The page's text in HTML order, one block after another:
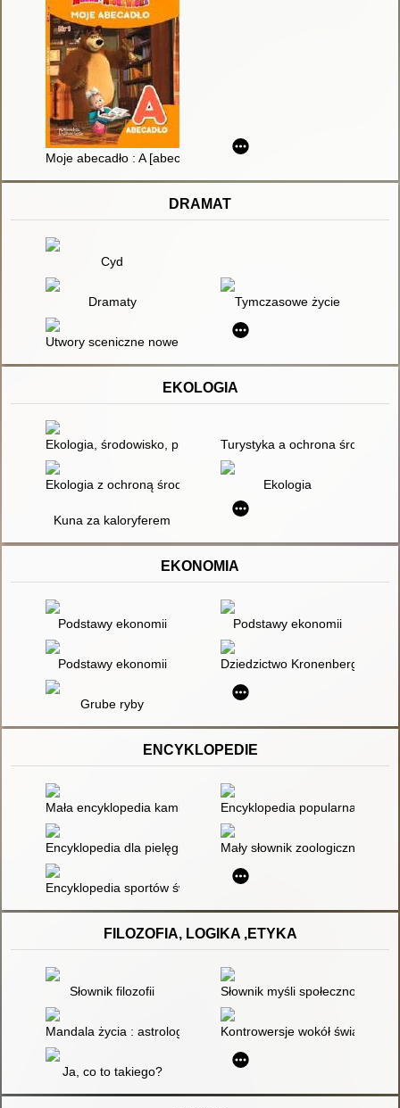
Moje abecadło : A [abecadło]. 1
DRAMAT
Cyd
Dramaty Tymczasowe życie
Utwory sceniczne nowe
EKOLOGIA
Ekologia, środowisko, przyroda : podręcznik dla szkół średnich
Turystyka a ochrona
Ekologia z ochroną środowiska : przewodnik
Ekologia
Kuna za kaloryferem
EKONOMIA
Podstawy ekonomii Podstawy ekonomii
Podstawy ekonomii Dziedzictwo Kronenbergów
Grube ryby
ENCYKLOPEDIE
Mała encyklopedia kamieni szlachetnych i ozdobnych
Encyklopedia popularna PWN
Encyklopedia dla pielęgniarek Mały słownik zoologiczny. [2],
Encyklopedia sportów świata. T. 8,
FILOZOFIA, LOGIKA ,ETYKA
Słownik filozofii Słownik myśli społeczno-
Mandala życia : astrologia - mity i rzeczywistość. T. 2
Kontrowersje wokół
Ja, co to takiego?